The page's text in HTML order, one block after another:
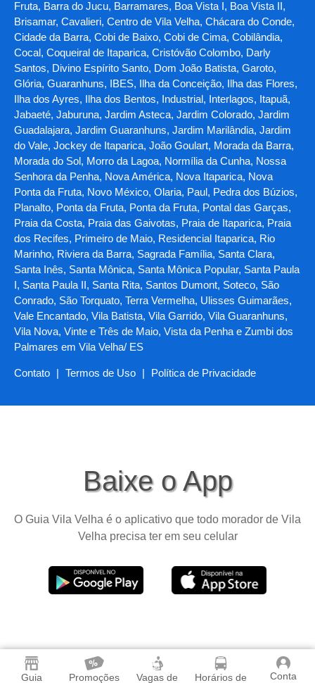
Guia Promoções Vagas de Horários de Conta
Fruta, Barra do Jucu, Barramares, Boa Vista I, Boa Vista II,
Brisamar, Cavalieri, Centro de Vila Velha, Chácara do Conde,
Cidade da Barra, Cobi de Baixo, Cobi de Cima, Cobilândia,
Cocal, Coqueiral de Itaparica, Cristóvão Colombo, Darly
Santos, Divino Espírito Santo, Dom João Batista, Garoto,
Glória, Guaranhuns, IBES, Ilha da Conceição, Ilha das Flores,
Ilha dos Ayres, Ilha dos Bentos, Industrial, Interlagos, Itapuã,
Jabaeté, Jaburuna, Jardim Asteca, Jardim Colorado, Jardim
Guadalajara, Jardim Guaranhuns, Jardim Marilândia, Jardim
do Vale, Jockey de Itaparica, João Goulart, Morada da Barra,
Morada do Sol, Morro da Lagoa, Normília da Cunha, Nossa
Senhora da Penha, Nova América, Nova Itaparica, Nova
Ponta da Fruta, Novo México, Olaria, Paul, Pedra dos Búzios,
Planalto, Ponta da Fruta, Ponta da Fruta, Pontal das Garças,
Praia da Costa, Praia das Gaivotas, Praia de Itaparica, Praia
dos Recifes, Primeiro de Maio, Residencial Itaparica, Rio
Marinho, Riviera da Barra, Sagrada Família, Santa Clara,
Santa Inês, Santa Mônica, Santa Mônica Popular, Santa Paula
I, Santa Paula II, Santa Rita, Santos Dumont, Soteco, São
Conrado, São Torquato, Terra Vermelha, Ulisses Guimarães,
Vale Encantado, Vila Batista, Vila Garrido, Vila Guaranhuns,
Vila Nova, Vinte e Três de Maio, Vista da Penha e Zumbi dos
Palmares em Vila Velha/ ES
Contato | Termos de Uso | Política de Privacidade
Baixe o App
O Guia Vila Velha é o aplicativo que todo morador de Vila
Velha precisa ter em seu celular